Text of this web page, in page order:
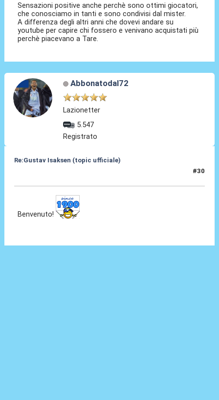
Sensazioni positive anche perchè sono ottimi giocatori,
che conosciamo in tanti e sono condivisi dal mister.
A differenza degli altri anni che dovevi andare su
youtube per capire chi fossero e venivano acquistati più
perchè piacevano a Tare.
Abbonatodal72
Lazionetter
5.547
Registrato
Re:Gustav Isaksen (topic ufficiale)
#30
Benvenuto!